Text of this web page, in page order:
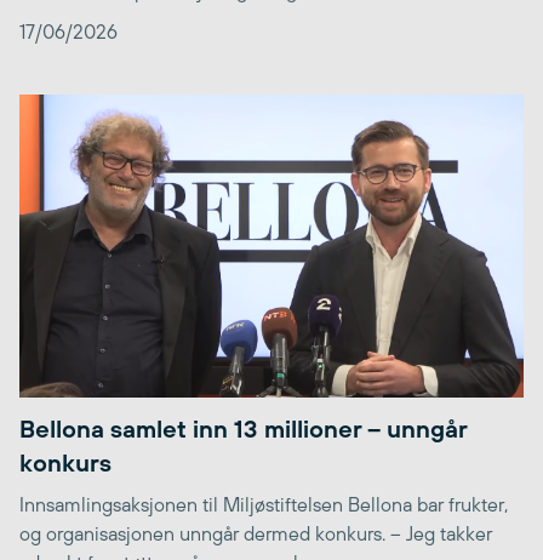
17/06/2026
Bellona samlet inn 13 millioner – unngår
konkurs
Innsamlingsaksjonen til Miljøstiftelsen Bellona bar frukter,
og organisasjonen unngår dermed konkurs. – Jeg takker